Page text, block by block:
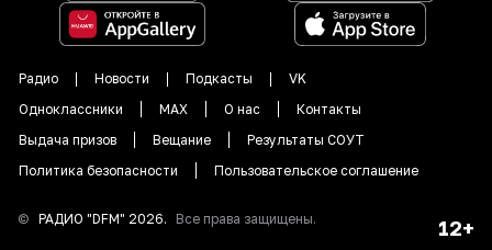
Радио Новости Подкасты
VK
Одноклассники
MAX О нас
Контакты
Выдача призов
Вещание
Результаты СОУТ
Политика безопасности
Пользовательское соглашение
© РАДИО "DFM" 2026. Все права защищены. 12+